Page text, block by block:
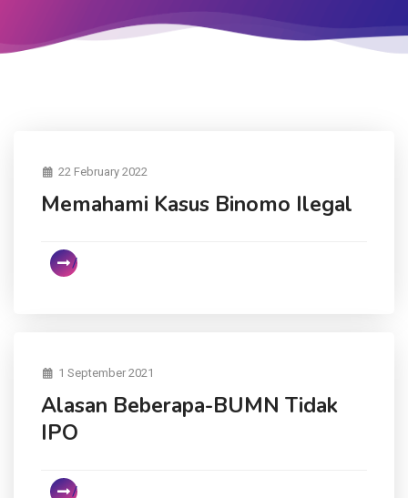
22 February 2022
Memahami Kasus Binomo Ilegal
1 September 2021
Alasan Beberapa-BUMN Tidak
IPO